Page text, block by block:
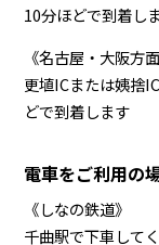
10分ほどで到着し
《名古屋・大阪方
更埴ICまたは姨捨
どで到着します
電車をご利用の
《しなの鉄道》
千曲駅で下車して